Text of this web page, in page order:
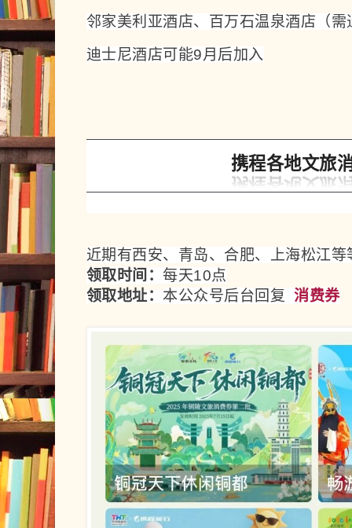
邻家美利亚酒店、百万石温泉酒店（
迪士尼酒店可能9月后加入
携程各地文旅
近期有西安、青岛、合肥、上海松江
领取时间：每天10点
领取地址： 本公众号后台回复 消费券